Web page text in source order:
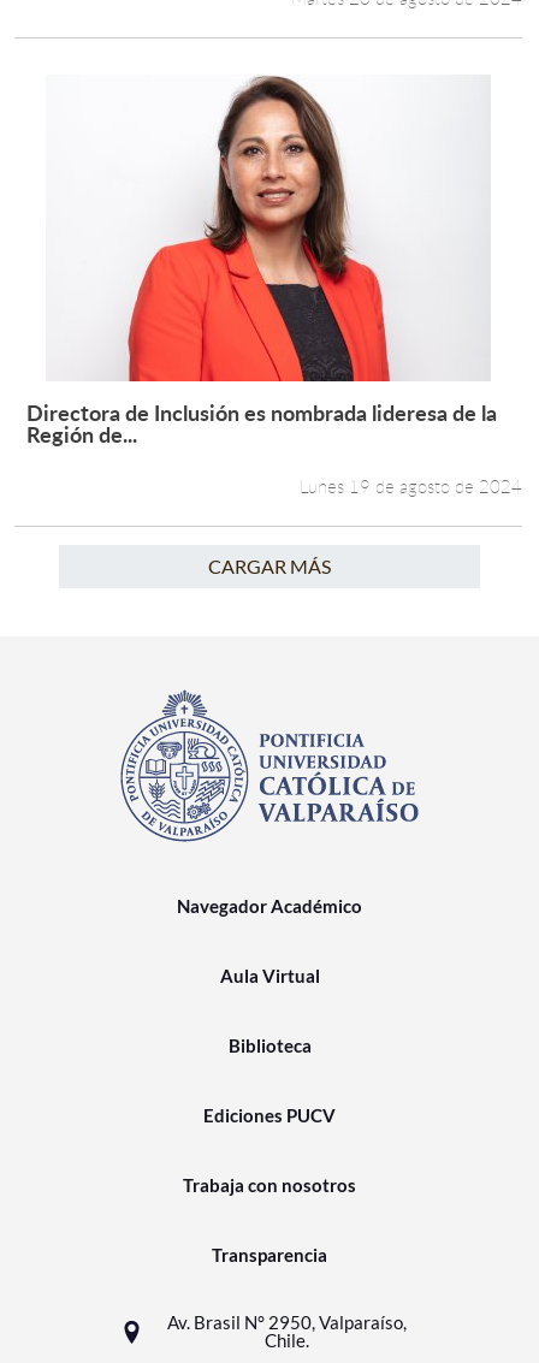
Leer más +
Directora de Inclusión es nombrada lideresa de la
Región de...
Lunes 19 de agosto de 2024
CARGAR MÁS
Navegador Académico
Aula Virtual
Biblioteca
Ediciones PUCV
Trabaja con nosotros
Transparencia
Av. Brasil N° 2950, Valparaíso,
Chile.